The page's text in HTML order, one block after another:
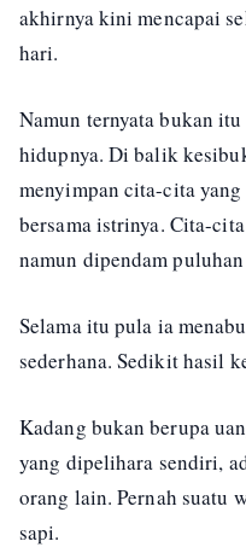
akhirnya kini mencapai
hari.
Namun ternyata bukan
hidupnya. Di balik
menyimpan cita-cita
bersama istrinya. Cita-
namun dipendam
Selama itu pula ia
sederhana. Sedikit hasil
Kadang bukan berupa
yang dipelihara sendiri,
orang lain. Pernah suatu
sapi.